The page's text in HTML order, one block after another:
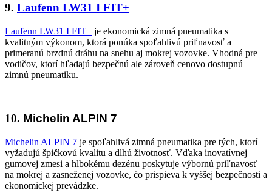
9. Laufenn LW31 I FIT+
Laufenn LW31 I FIT+ je ekonomická zimná pneumatika s
kvalitným výkonom, ktorá ponúka spoľahlivú priľnavosť a
primeranú brzdnú dráhu na snehu aj mokrej vozovke. Vhodná pre
vodičov, ktorí hľadajú bezpečnú ale zároveň cenovo dostupnú
zimnú pneumatiku.
10. Michelin ALPIN 7
Michelin ALPIN 7 je spoľahlivá zimná pneumatika pre tých, ktorí
vyžadujú špičkovú kvalitu a dlhú životnosť. Vďaka inovatívnej
gumovej zmesi a hlbokému dezénu poskytuje výbornú priľnavosť
na mokrej a zasneženej vozovke, čo prispieva k vyššej bezpečnosti a
ekonomickej prevádzke.